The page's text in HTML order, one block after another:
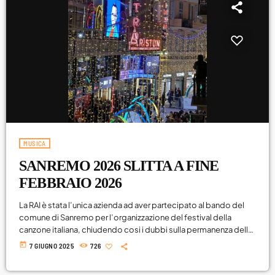
MUSICA
SANREMO 2026 SLITTA A FINE
FEBBRAIO 2026
La RAI è stata l’unica azienda ad aver partecipato al bando del
comune di Sanremo per l’organizzazione del festival della
canzone italiana, chiudendo cosi i dubbi sulla permanenza delle
prossime edizioni su RaiUno. Iniziano quindi a girare le voci e le
today 7 GIUGNO 2025 726